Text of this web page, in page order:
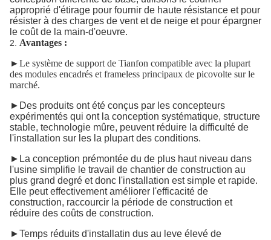
approprié d'étirage pour fournir de haute résistance et pour
résister à des charges de vent et de neige et pour épargner
le coût de la main-d'oeuvre.
2. Avantages :
►Le système de support de Tianfon compatible avec la plupart
des modules encadrés et frameless principaux de picovolte sur le
marché.
►Des produits ont été conçus par les concepteurs
expérimentés qui ont la conception systématique, structure
stable, technologie mûre, peuvent réduire la difficulté de
l'installation sur les la plupart des conditions.
►La conception prémontée du de plus haut niveau dans
l'usine simplifie le travail de chantier de construction au
plus grand degré et donc l'installation est simple et rapide.
Elle peut effectivement améliorer l'efficacité de
construction, raccourcir la période de construction et
réduire des coûts de construction.
►Temps réduits d'installatin dus au leve élevé de